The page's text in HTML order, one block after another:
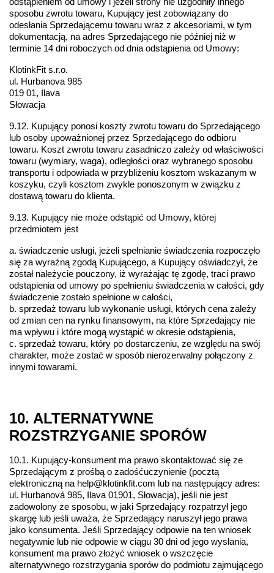
sposobu zwrotu towaru, Kupujący jest zobowiązany do
odesłania Sprzedającemu towaru wraz z akcesoriami, w tym
dokumentacją, na adres Sprzedającego nie później niż w
terminie 14 dni roboczych od dnia odstąpienia od Umowy:
KlotinkFit s.r.o.
ul. Hurbanova 985
019 01, Ilava
Słowacja
9.12. Kupujący ponosi koszty zwrotu towaru do Sprzedającego
lub osoby upoważnionej przez Sprzedającego do odbioru
towaru. Koszt zwrotu towaru zasadniczo zależy od właściwości
towaru (wymiary, waga), odległości oraz wybranego sposobu
transportu i odpowiada w przybliżeniu kosztom wskazanym w
koszyku, czyli kosztom zwykle ponoszonym w związku z
dostawą towaru do klienta.
9.13. Kupujący nie może odstąpić od Umowy, której
przedmiotem jest
a. świadczenie usługi, jeżeli spełnianie świadczenia rozpoczęło
się za wyraźną zgodą Kupującego, a Kupujący oświadczył, że
został należycie pouczony, iż wyrażając tę zgodę, traci prawo
odstąpienia od umowy po spełnieniu świadczenia w całości, gdy
świadczenie zostało spełnione w całości,
b. sprzedaż towaru lub wykonanie usługi, których cena zależy
od zmian cen na rynku finansowym, na które Sprzedający nie
ma wpływu i które mogą wystąpić w okresie odstąpienia,
c. sprzedaż towaru, który po dostarczeniu, ze względu na swój
charakter, może zostać w sposób nierozerwalny połączony z
innymi towarami.
10. ALTERNATYWNE
ROZSTRZYGANIE SPORÓW
10.1. Kupujący-konsument ma prawo skontaktować się ze
Sprzedającym z prośbą o zadośćuczynienie (pocztą
elektroniczną na help@klotinkfit.com lub na następujący adres:
ul. Hurbanová 985, Ilava 01901, Słowacja), jeśli nie jest
zadowolony ze sposobu, w jaki Sprzedający rozpatrzył jego
skargę lub jeśli uważa, że Sprzedający naruszył jego prawa
jako konsumenta. Jeśli Sprzedający odpowie na ten wniosek
negatywnie lub nie odpowie w ciągu 30 dni od jego wysłania,
konsument ma prawo złożyć wniosek o wszczęcie
alternatywnego rozstrzygania sporów do podmiotu zajmującego